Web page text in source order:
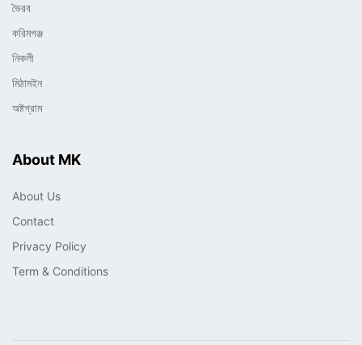
ভৈরব
করিমগঞ্জ
নিকলী
মিঠামইন
অষ্টগ্রাম
About MK
About Us
Contact
Privacy Policy
Term & Conditions